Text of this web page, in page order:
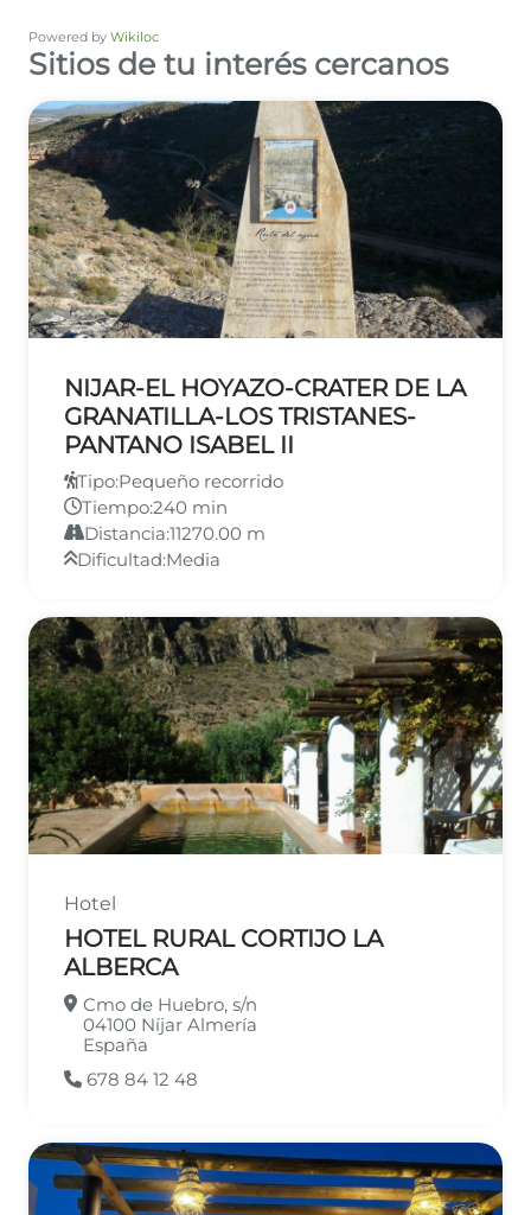
Powered by Wikiloc
Sitios de tu interés cercanos
NIJAR-EL HOYAZO-CRATER DE LA
GRANATILLA-LOS TRISTANES-
PANTANO ISABEL II
Tipo:Pequeño recorrido
Tiempo:240 min
Distancia:11270.00 m
Dificultad:Media
Hotel
HOTEL RURAL CORTIJO LA
ALBERCA
Cmo de Huebro, s/n
04100 Níjar Almería
España
678 84 12 48